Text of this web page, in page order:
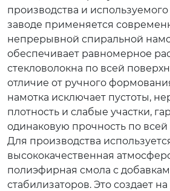
производства и
заводе применяется
непрерывной спиральной
обеспечивает равномерное
стекловолокна по всей
отличие от ручного
намотка исключает пустоты,
плотность и слабые участки,
одинаковую прочность по
Для производства
высококачественная
полиэфирная смола с
стабилизаторов. Это создает